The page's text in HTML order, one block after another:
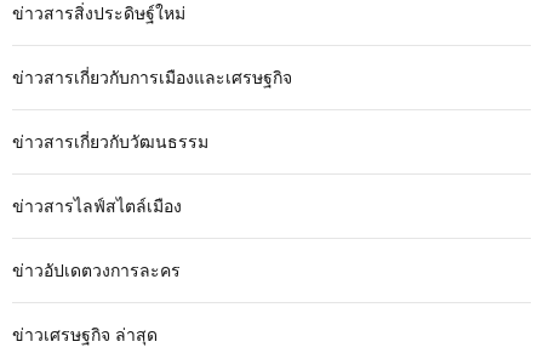
ข่าวสารสิ่งประดิษฐ์ใหม่
ข่าวสารเกี่ยวกับการเมืองและเศรษฐกิจ
ข่าวสารเกี่ยวกับวัฒนธรรม
ข่าวสารไลฟ์สไตล์เมือง
ข่าวอัปเดตวงการละคร
ข่าวเศรษฐกิจ ล่าสุด